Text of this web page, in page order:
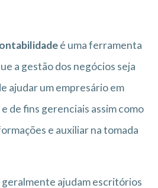
é uma ferramenta
a gestão dos negócios seja
ajudar um empresário em
de fins gerenciais assim como
e auxiliar na tomada
ajudam escritórios